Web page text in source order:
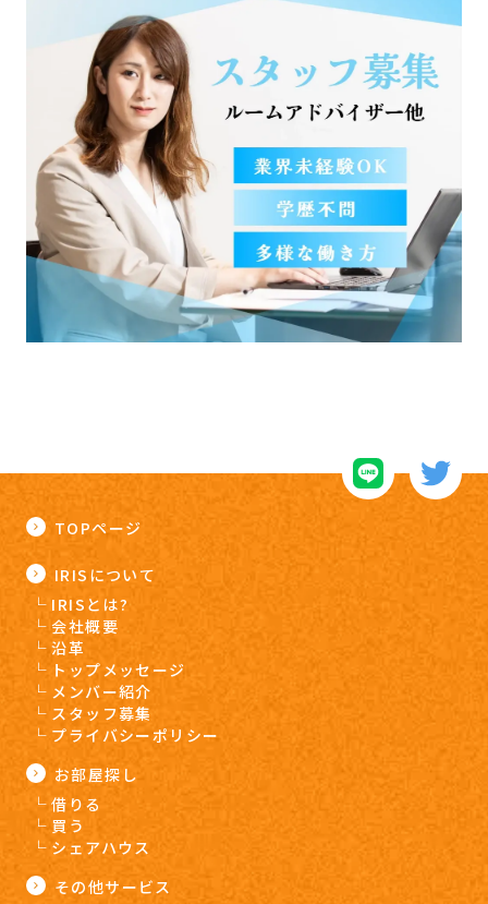
TOPページ
IRISについて
IRISとは?
会社概要
沿革
トップメッセージ
メンバー紹介
スタッフ募集
プライバシーポリシー
お部屋探し
借りる
買う
シェアハウス
その他サービス